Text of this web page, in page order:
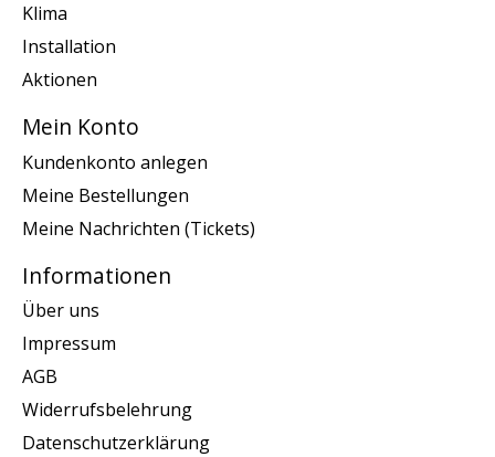
Klima
Installation
Aktionen
Mein Konto
Kundenkonto anlegen
Meine Bestellungen
Meine Nachrichten (Tickets)
Informationen
Über uns
Impressum
AGB
Widerrufsbelehrung
Datenschutzerklärung